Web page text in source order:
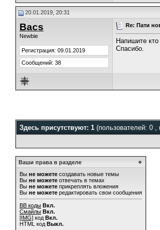
20.01.2019, 20:31
Bacs
Newbie
Регистрация: 09.01.2019
Сообщений: 38
Re: Пати
Напишите
Спасибо.
Здесь присутствуют: 1 (пользователей: 0 ,
Ваши права в разделе
Вы не можете создавать новые темы
Вы не можете отвечать в темах
Вы не можете прикреплять вложения
Вы не можете редактировать свои сообщения
BB коды Вкл.
Смайлы Вкл.
[IMG] код Вкл.
HTML код Выкл.